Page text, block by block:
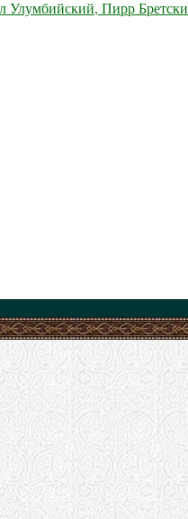
Улумбийский, Пирр